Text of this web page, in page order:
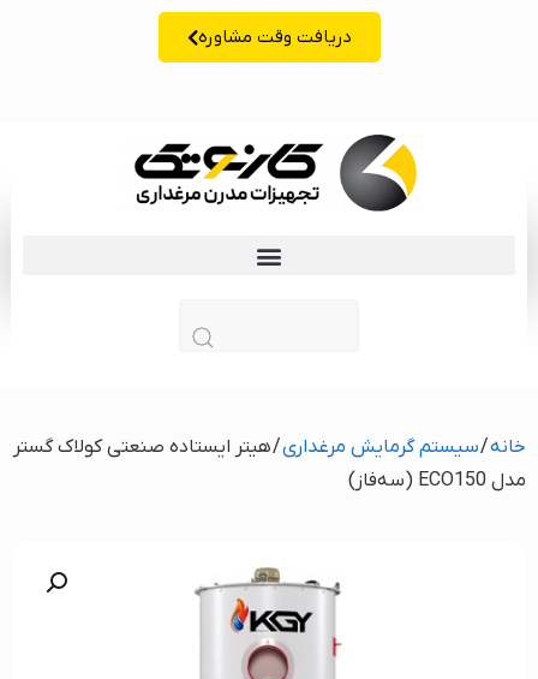
دریافت وقت مشاوره
خانه/سیستم گرمایش مرغداری/ هیتر ایستاده صنعتی کولاک گستر
مدل ECO150 (سه‌فاز)